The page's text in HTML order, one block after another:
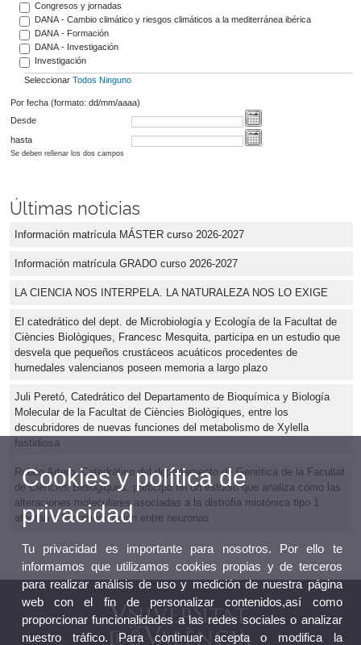
Congresos y jornadas
DANA - Cambio climático y riesgos climáticos a la mediterránea ibérica
DANA - Formación
DANA - Investigación
Investigación
Seleccionar Todos Ninguno
Por fecha (formato: dd/mm/aaaa)
Desde
hasta
Se deben rellenar los dos campos
Últimas noticias
Información matrícula MÁSTER curso 2026-2027
Información matrícula GRADO curso 2026-2027
LA CIENCIA NOS INTERPELA. LA NATURALEZA NOS LO EXIGE
El catedrático del dept. de Microbiología y Ecología de la Facultat de
Ciències Biològiques, Francesc Mesquita, participa en un estudio que
desvela que pequeños crustáceos acuáticos procedentes de
humedales valencianos poseen memoria a largo plazo
Juli Peretó, Catedrático del Departamento de Bioquímica y Biología
Molecular de la Facultat de Ciències Biològiques, entre los
descubridores de nuevas funciones del metabolismo de Xylella
fastidiosa
Rubén Artero, Catedrático del departamento de Genética de la Facultat
de Ciències Biològiques, participa en un estudio que analiza cómo las
alteraciones moleculares asociadas a la distrofia miotónica tipo 1
afectan a la comunicación entre neuronas
Cookies y política de
privacidad
Tu privacidad es importante para nosotros. Por ello te
informamos que utilizamos cookies propias y de terceros
para realizar análisis de uso y medición de nuestra página
web con el fin de personalizar contenidos,así como
proporcionar funcionalidades a las redes sociales o analizar
nuestro tráfico. Para continuar acepta o modifica la